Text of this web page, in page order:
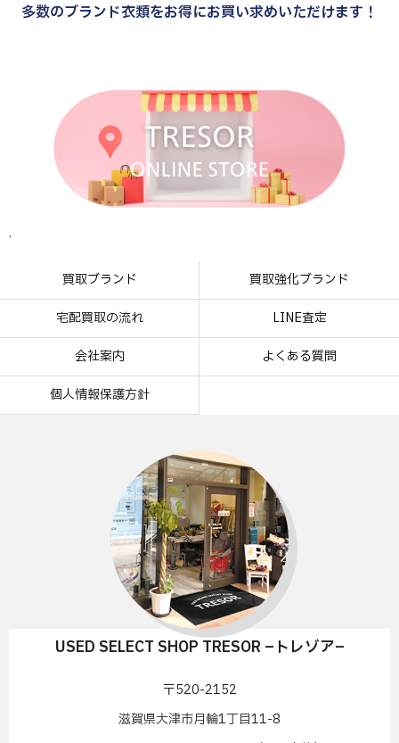
多数のブランド衣類をお得にお買い求めいただけます！
.
買取ブランド 買取強化ブランド
宅配買取の流れ LINE査定
会社案内 よくある質問
個人情報保護方針
USED SELECT SHOP TRESOR –トレゾア–
〒520-2152
滋賀県大津市月輪1丁目11-8